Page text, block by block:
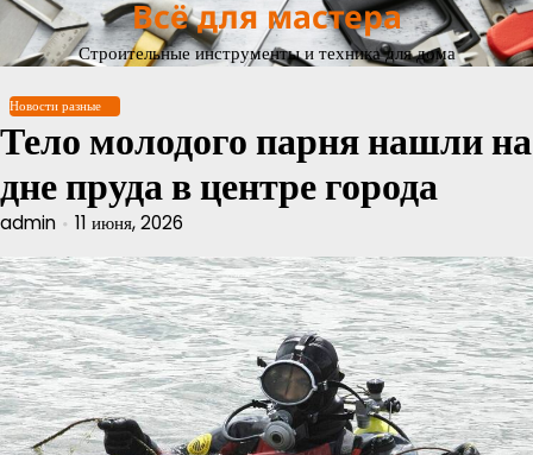
Перейти
содержимому
Всё для мастера
Строительные инструменты и техника для дома
Новости разные
Тело молодого парня нашли на
дне пруда в центре города
admin 11 июня, 2026